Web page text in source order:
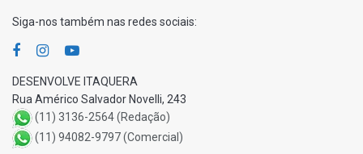
Siga-nos também nas redes sociais:
DESENVOLVE ITAQUERA
Rua Américo Salvador Novelli, 243
(11) 3136-2564 (Redação)
(11) 94082-9797 (Comercial)